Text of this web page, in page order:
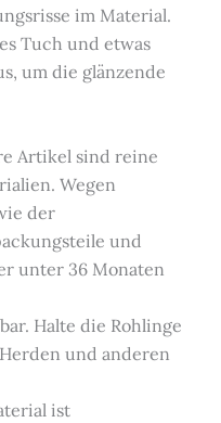
im Material.
Tuch und etwas
um die glänzende
Artikel sind reine
Wegen
der
und
unter 36 Monaten
Halte die Rohlinge
und anderen
ist